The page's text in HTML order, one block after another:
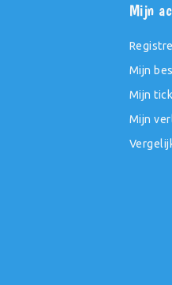
Mijn
Mijn
Mijn
Mijn